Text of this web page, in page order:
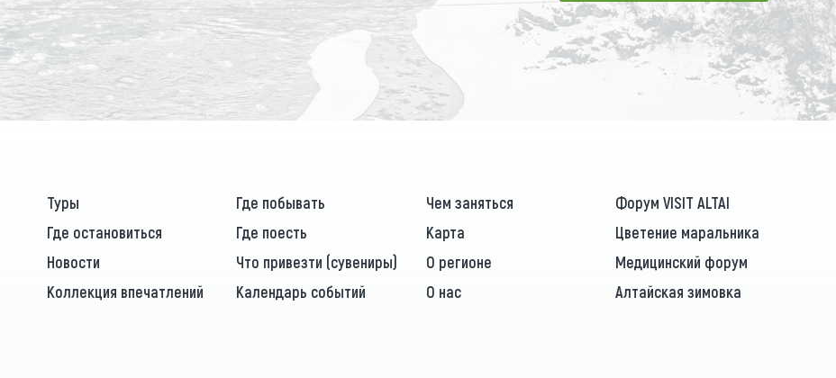
ПОДПИСАТЬСЯ
Туры Где побывать Чем заняться
Форум VISIT ALTAI
Где остановиться
Где поесть Карта
Цветение маральника
Новости
Что привезти (сувениры) О регионе
Медицинский форум
Коллекция впечатлений
Календарь событий О нас Алтайская зимовка